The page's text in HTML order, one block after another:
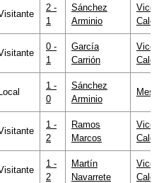
2 -
1
Sánchez
Arminio
0 -
1
García
Carrión
Local
1 -
0
Sánchez
Arminio
1 -
2
Ramos
Marcos
1 -
2
Martín
Navarrete